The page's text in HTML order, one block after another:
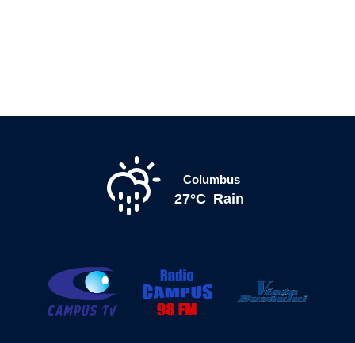
Columbus
27°C Rain